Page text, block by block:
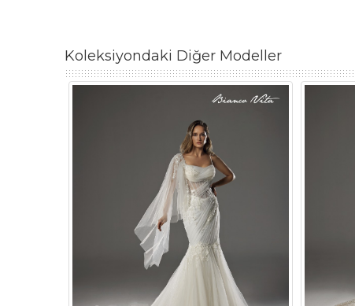
Koleksiyondaki Diğer Modeller